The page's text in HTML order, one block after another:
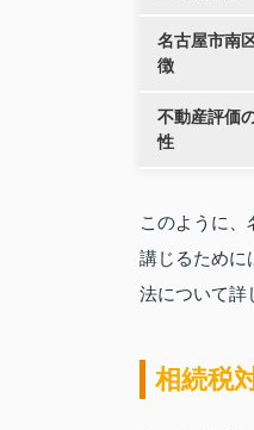
名古屋市南
徴
不動産評価
性
このように
講じるために
法について詳
相続税